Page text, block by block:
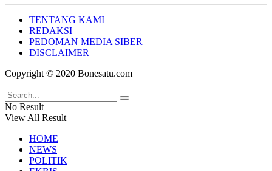
TENTANG KAMI
REDAKSI
PEDOMAN MEDIA SIBER
DISCLAIMER
Copyright © 2020 Bonesatu.com
No Result
View All Result
HOME
NEWS
POLITIK